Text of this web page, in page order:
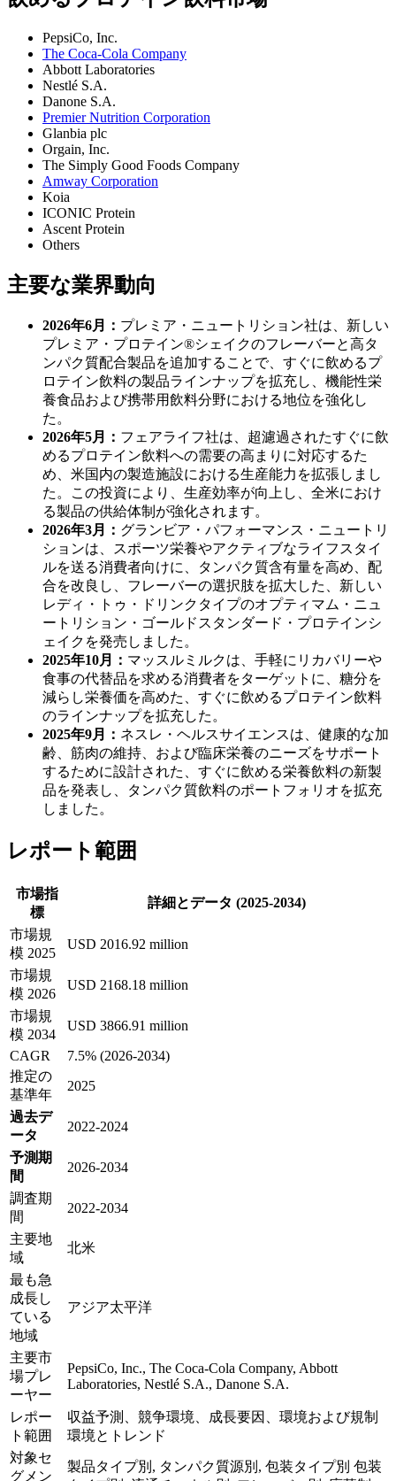
PepsiCo, Inc.
The Coca-Cola Company
Abbott Laboratories
Nestlé S.A.
Danone S.A.
Premier Nutrition Corporation
Glanbia plc
Orgain, Inc.
The Simply Good Foods Company
Amway Corporation
Koia
ICONIC Protein
Ascent Protein
Others
主要な業界動向
2026年6月： プレミア・ニュートリション社は、新しい
プレミア・プロテイン®シェイクのフレーバーと高タ
ンパク質配合製品を追加することで、すぐに飲めるプ
ロテイン飲料の製品ラインナップを拡充し、機能性栄
養食品および携帯用飲料分野における地位を強化し
た。
2026年5月： フェアライフ社は、超濾過されたすぐに飲
めるプロテイン飲料への需要の高まりに対応するた
め、米国内の製造施設における生産能力を拡張しまし
た。この投資により、生産効率が向上し、全米におけ
る製品の供給体制が強化されます。
2026年3月： グランビア・パフォーマンス・ニュートリ
ションは、スポーツ栄養やアクティブなライフスタイ
ルを送る消費者向けに、タンパク質含有量を高め、配
合を改良し、フレーバーの選択肢を拡大した、新しい
レディ・トゥ・ドリンクタイプのオプティマム・ニュ
ートリション・ゴールドスタンダード・プロテインシ
ェイクを発売しました。
2025年10月： マッスルミルクは、手軽にリカバリーや
食事の代替品を求める消費者をターゲットに、糖分を
減らし栄養価を高めた、すぐに飲めるプロテイン飲料
のラインナップを拡充した。
2025年9月： ネスレ・ヘルスサイエンスは、健康的な加
齢、筋肉の維持、および臨床栄養のニーズをサポート
するために設計された、すぐに飲める栄養飲料の新製
品を発表し、タンパク質飲料のポートフォリオを拡充
しました。
レポート範囲
市場指
標
詳細とデータ (2025-2034)
市場規
模 2025
USD 2016.92 million
市場規
模 2026
USD 2168.18 million
市場規
模 2034
USD 3866.91 million
CAGR
7.5% (2026-2034)
推定の
基準年
2025
過去デ
ータ
2022-2024
予測期
間
2026-2034
調査期
間
2022-2034
主要地
域
北米
最も急
成長し
ている
地域
アジア太平洋
主要市
場プレ
ーヤー
PepsiCo, Inc., The Coca-Cola Company, Abbott
Laboratories, Nestlé S.A., Danone S.A.
レポー
ト範囲
収益予測、競争環境、成長要因、環境および規制
環境とトレンド
対象セ
グメン
製品タイプ別, タンパク質源別, 包装タイプ別 包装